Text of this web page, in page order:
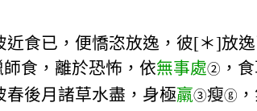
近食已，便憍恣放逸，彼[＊]放
師食，離於恐怖，依無事處② ，
後月諸草水盡，身極羸③瘦ⓖ